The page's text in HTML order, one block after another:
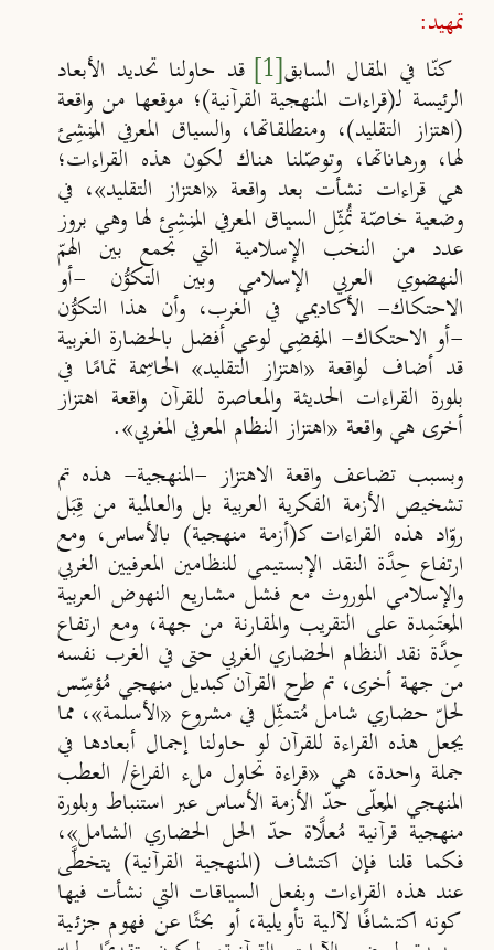
تمهيد:
كنّا في المقال السابق[1] قد حاولنا تحديد الأبعاد
الرئيسة لـ(قراءات المنهجية القرآنية)؛ موقعها من واقعة
(اهتزاز التقليد)، ومنطلقاتها، والسياق المعرفي المُنشِئ
لها، ورهاناتها، وتوصّلنا هناك لكون هذه القراءات؛
هي قراءات نشأت بعد واقعة «اهتزاز التقليد»، في
وضعية خاصّة تُمثِّل السياق المعرفي المُنشِئ لها وهي بروز
عدد من النخب الإسلامية التي تجمع بين الهمّ
النهضوي العربي الإسلامي وبين التكوُّن -أو
الاحتكاك- الأكاديمي في الغرب، وأن هذا التكوُّن
-أو الاحتكاك- المُفضِي لوعي أفضل بالحضارة الغربية
قد أضاف لواقعة «اهتزاز التقليد» الحاسِمة تمامًا في
بلورة القراءات الحديثة والمعاصرة للقرآن واقعة اهتزاز
أخرى هي واقعة «اهتزاز النظام المعرفي المغربي».
وبسبب تضاعف واقعة الاهتزاز -المنهجية- هذه تم
تشخيص الأزمة الفكرية العربية بل والعالمية من قِبَل
روّاد هذه القراءات كـ(أزمة منهجية) بالأساس، ومع
ارتفاع حِدَّة النقد الإبستيمي للنظامين المعرفيين الغربي
والإسلامي الموروث مع فشل مشاريع النهوض العربية
المُعتَمِدة على التقريب والمقارنة من جهة، ومع ارتفاع
حِدَّة نقد النظام الحضاري الغربي حتى في الغرب نفسه
من جهة أخرى، تم طرح القرآن كبديل منهجي مُؤسِّس
لحلّ حضاري شامل مُتمثِّل في مشروع «الأسلمة»، مما
يجعل هذه القراءة للقرآن لو حاولنا إجمال أبعادها في
جملة واحدة، هي «قراءة تحاول ملء الفراغ/ العطب
المنهجي المُعلّى حدّ الأزمة الأساس عبر استنباط وبلورة
منهجية قرآنية مُعلَّاة حدّ الحل الحضاري الشامل»،
فكما قلنا فإن اكتشاف (المنهجية القرآنية) يتخطَّى
عند هذه القراءات وبفعل السياقات التي نشأت فيها
كونه اكتشافًا لآلية تأويلية، أو بحثًا عن فهوم جزئية